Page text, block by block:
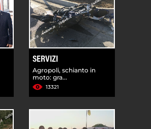
SERVIZI
Agropoli, schianto in
moto: gra...
13321